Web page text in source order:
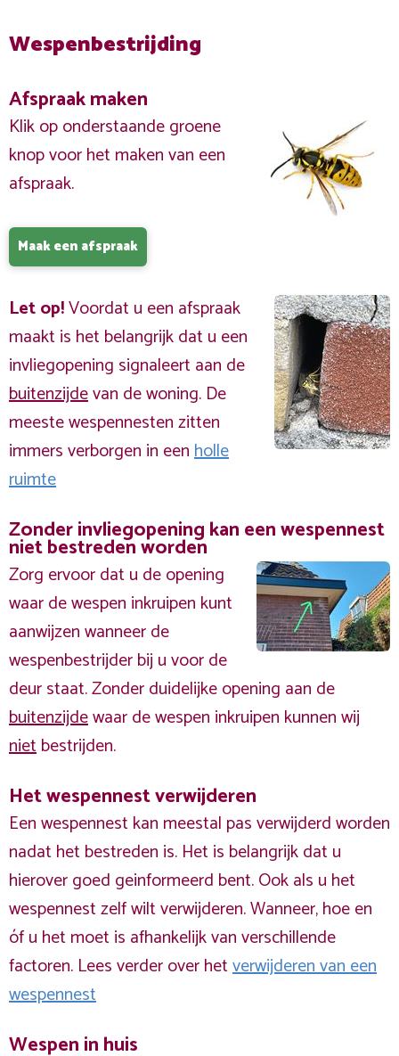
Wespenbestrijding
Afspraak maken
Klik op onderstaande groene
knop voor het maken van een
afspraak.
Maak een afspraak
Let op!Voordat u een afspraak
maakt is het belangrijk dat u een
invliegopening signaleert aan de
buitenzijdevan de woning. De
meeste wespennesten zitten
immers verborgen in eenholle
ruimte
Zonder invliegopening kan een wespennest
niet bestreden worden
Zorg ervoor dat u de opening
waar de wespen inkruipen kunt
aanwijzen wanneer de
wespenbestrijder bij u voor de
deur staat. Zonder duidelijke opening aan de
buitenzijdewaar de wespen inkruipen kunnen wij
nietbestrijden.
Het wespennest verwijderen
Een wespennest kan meestal pas verwijderd worden
nadat het bestreden is. Het is belangrijk dat u
hierover goed geinformeerd bent. Ook als u het
wespennest zelf wilt verwijderen. Wanneer, hoe en
óf u het moet is afhankelijk van verschillende
factoren. Lees verder over hetverwijderen van een
wespennest
Wespen in huis